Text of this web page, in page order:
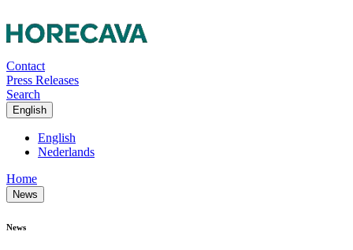
Contact
Press Releases
Search
English
English
Nederlands
Home
News
News